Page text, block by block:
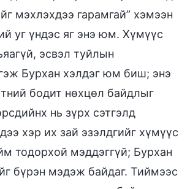
мэхлэхдээ гарамгай” хэмээн
уг үндэс яг энэ юм. Хүмүүс
эсвэл туйлын
Бурхан хэлдэг юм биш; энэ
бодит нөхцөл байдлыг
нь зүрх сэтгэлд
хэр их зай эзэлдгийг хүмүүс
тодорхой мэддэггүй; Бурхан
бүрэн мэдэж байдаг. Тиймээс